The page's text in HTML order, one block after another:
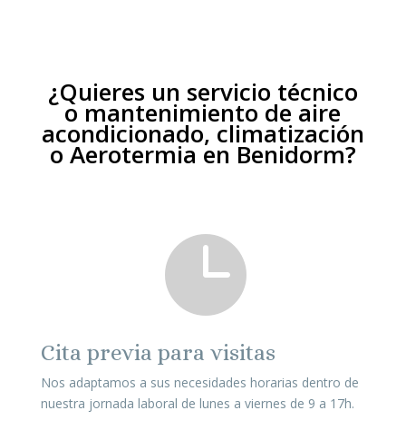
¿Quieres un servicio técnico
o mantenimiento de aire
acondicionado, climatización
o Aerotermia en Benidorm?

Cita previa para visitas
Nos adaptamos a sus necesidades horarias dentro de
nuestra jornada laboral de lunes a viernes de 9 a 17h.